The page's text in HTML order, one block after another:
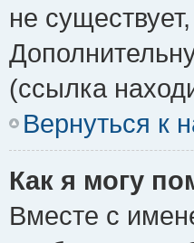
не
(ссылка
Вернуться к
Как я могу
Вместе с